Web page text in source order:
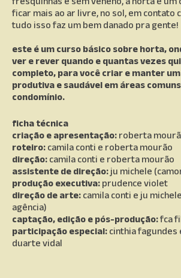
ficar mais ao ar livre, no sol, em contato
tudo isso faz um bem danado pra gente!
este é um curso básico sobre horta,
ver e rever quando e quantas vezes
completo, para você criar e manter
produtiva e saudável em áreas
condomínio.
ficha técnica
criação e apresentação: roberta
roteiro: camila conti e roberta mourão
direção: camila conti e roberta mourão
assistente de direção: ju michele
produção executiva: prudence violet
direção de arte: camila conti e ju
agência)
captação, edição e pós-produção:fca
participação especial: cinthia fagundes
duarte vidal